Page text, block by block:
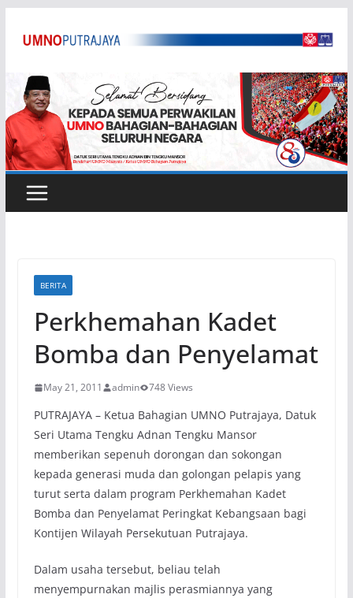
BERITA
Perkhemahan Kadet
Bomba dan Penyelamat
May 21, 2011 admin 748 Views
PUTRAJAYA – Ketua Bahagian UMNO Putrajaya, Datuk
Seri Utama Tengku Adnan Tengku Mansor
memberikan sepenuh dorongan dan sokongan
kepada generasi muda dan golongan pelapis yang
turut serta dalam program Perkhemahan Kadet
Bomba dan Penyelamat Peringkat Kebangsaan bagi
Kontijen Wilayah Persekutuan Putrajaya.
Dalam usaha tersebut, beliau telah
menyempurnakan majlis perasmiannya yang